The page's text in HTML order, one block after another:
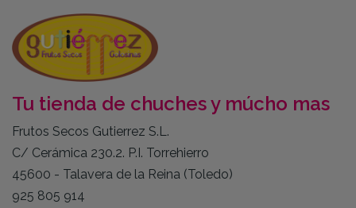
Tu tienda de chuches y múcho mas
Frutos Secos Gutierrez S.L.
C/ Cerámica 230.2. P.I. Torrehierro
45600 - Talavera de la Reina (Toledo)
925 805 914